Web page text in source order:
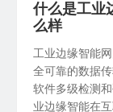
什么是工业
么样
工业边缘智能
全可靠的数据
软件多级检测
业边缘智能在